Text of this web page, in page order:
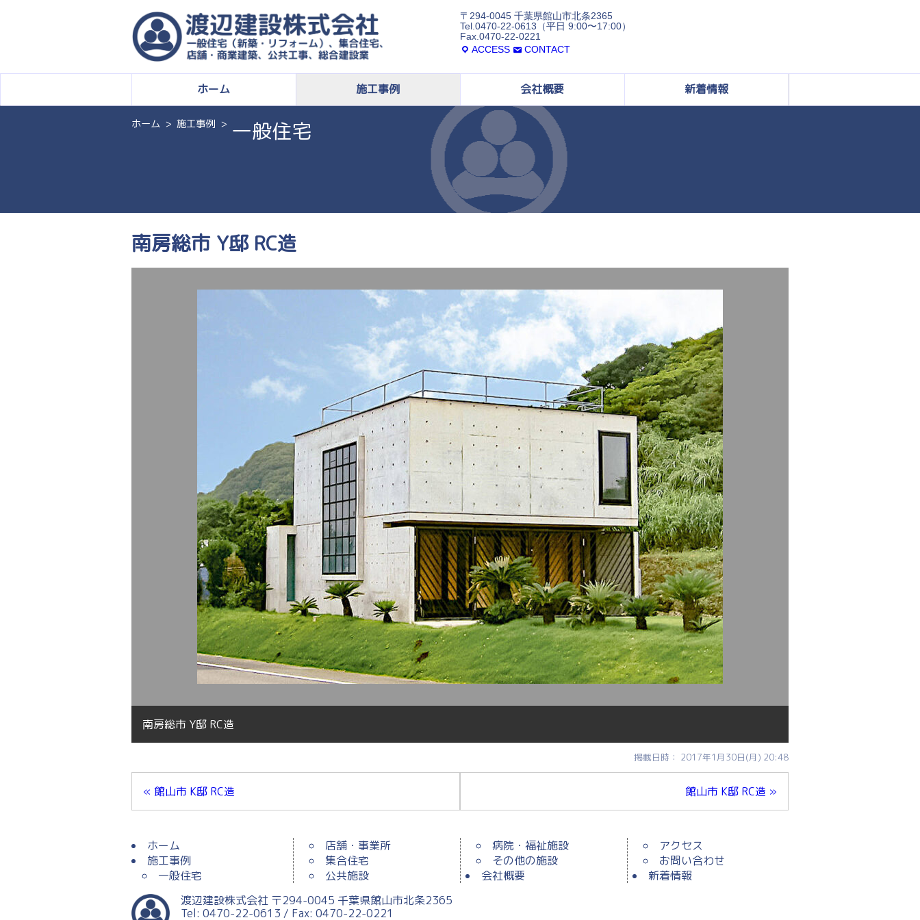
〒294-0045 千葉県館山市北条2365
Tel.0470-22-0613（平日 9:00〜17:00）
Fax.0470-22-0221
ACCESS
CONTACT
ホーム 施工事例 会社概要 新着情報
ホーム 施工事例 一般住宅
南房総市 Y邸 RC造
南房総市 Y邸 RC造
掲載日時： 2017年1月30日(月) 20:48
« 館山市 K邸 RC造 館山市 K邸 RC造 »
ホーム
施工事例
一般住宅
店舗・事業所
集合住宅
公共施設
病院・福祉施設
その他の施設
会社概要
アクセス
お問い合わせ
新着情報
渡辺建設株式会社 〒294-0045 千葉県館山市北条2365
Tel: 0470-22-0613 / Fax: 0470-22-0221